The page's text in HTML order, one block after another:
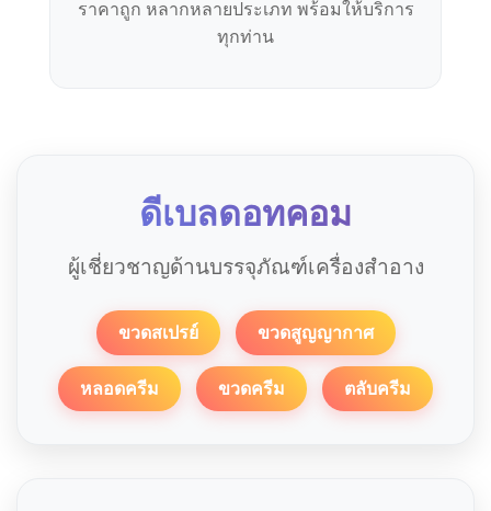
ราคาถูก หลากหลายประเภท พร้อมให้บริการ
ทุกท่าน
ดีเบลดอทคอม
ผู้เชี่ยวชาญด้านบรรจุภัณฑ์เครื่องสำอาง
ขวดสเปรย์ ขวดสูญญากาศ
หลอดครีม ขวดครีม ตลับครีม